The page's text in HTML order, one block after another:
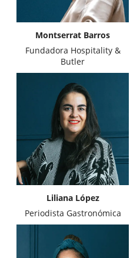
Montserrat Barros
Fundadora Hospitality &
Butler
Liliana López
Periodista Gastronómica